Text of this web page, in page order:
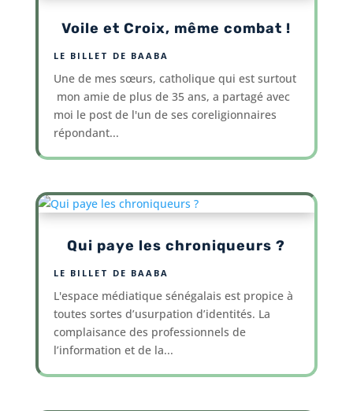
Voile et Croix, même combat !
LE BILLET DE BAABA
Une de mes sœurs, catholique qui est surtout
mon amie de plus de 35 ans, a partagé avec
moi le post de l'un de ses coreligionnaires
répondant...
Qui paye les chroniqueurs ?
LE BILLET DE BAABA
L'espace médiatique sénégalais est propice à
toutes sortes d’usurpation d’identités. La
complaisance des professionnels de
l’information et de la...